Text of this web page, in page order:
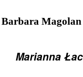
Barbara Magolan
Marianna